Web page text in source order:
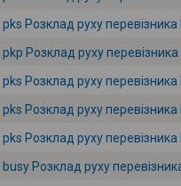
pks Розклад руху перевізника
pkp Розклад руху
pks Розклад руху перевізника
pks Розклад руху перевізника
pks Розклад руху
busy Розклад руху